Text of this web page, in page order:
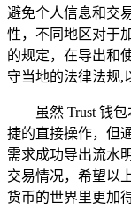
避免个人信息和交
性，不同地区对于
的规定，在导出和
守当地的法律法规,
虽然 Trust 钱
捷的直接操作，但
需求成功导出流水
交易情况，希望以
货币的世界里更加